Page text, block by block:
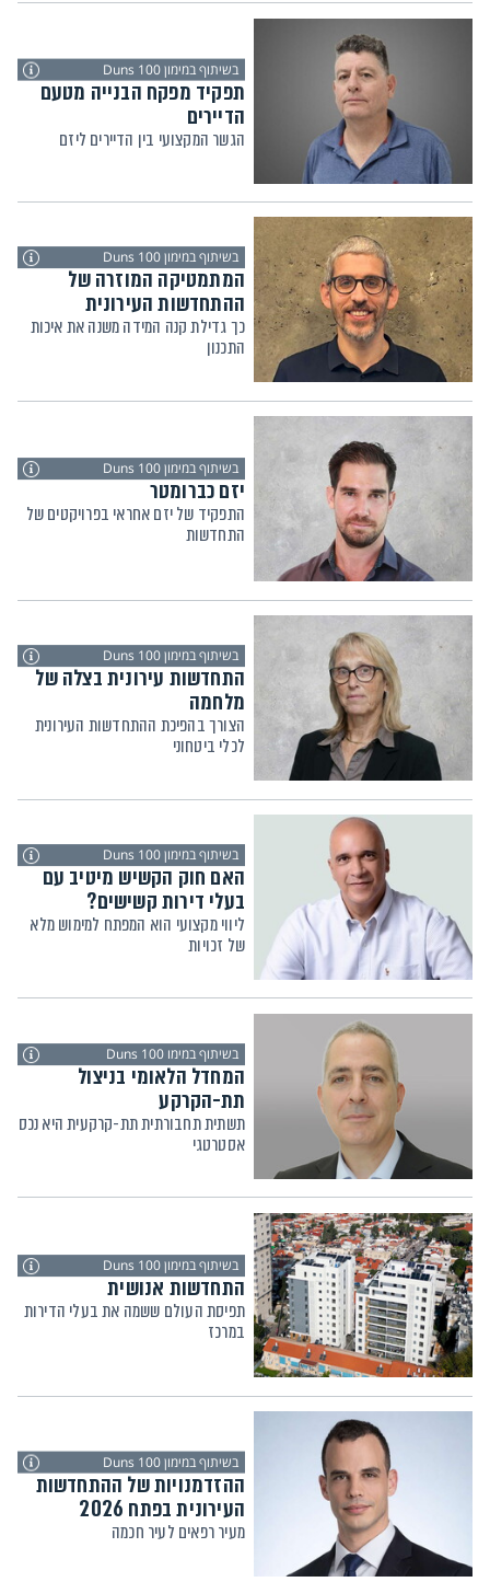
בשיתוף במימון Duns 100
תפקיד מפקח הבנייה מטעם
הדיירים
הגשר המקצועי בין הדיירים ליזם
בשיתוף במימון Duns 100
המתמטיקה המוזרה של
ההתחדשות העירונית
כך גדילת קנה המידה משנה את איכות
התכנון
בשיתוף במימון Duns 100
יזם כברומטר
התפקיד של יזם אחראי בפרויקטים של
התחדשות
בשיתוף במימון Duns 100
התחדשות עירונית בצלה של
מלחמה
הצורך בהפיכת ההתחדשות העירונית
לכלי ביטחוני
בשיתוף במימון Duns 100
האם חוק הקשיש מיטיב עם
בעלי דירות קשישים?
ליווי מקצועי הוא המפתח למימוש מלא
של זכויות
בשיתוף במימו Duns 100
המחדל הלאומי בניצול
תת-הקרקע
תשתית תחבורתית תת-קרקעית היא נכס
אסטרטגי
בשיתוף במימון Duns 100
התחדשות אנושית
תפיסת העולם ששמה את בעלי הדירות
במרכז
בשיתוף במימון Duns 100
ההזדמנויות של ההתחדשות
העירונית בפתח 2026
מעיר רפאים לעיר חכמה